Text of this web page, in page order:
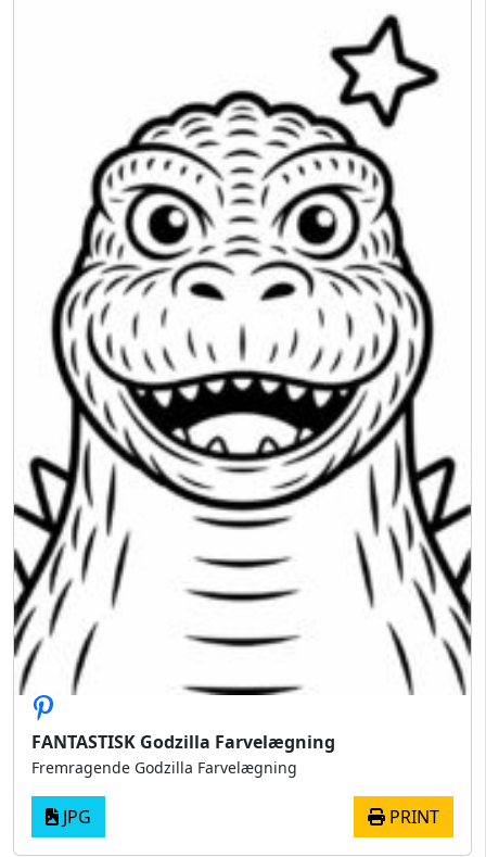
FANTASTISK Godzilla Farvelægning
Fremragende Godzilla Farvelægning
JPG PRINT